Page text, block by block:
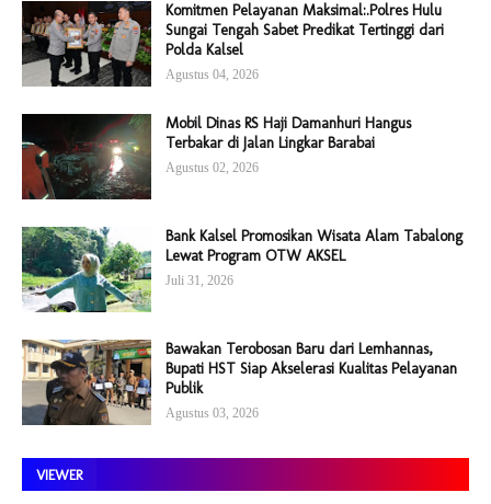
Komitmen Pelayanan Maksimal:.Polres Hulu
Sungai Tengah Sabet Predikat Tertinggi dari
Polda Kalsel
Agustus 04, 2026
Mobil Dinas RS Haji Damanhuri Hangus
Terbakar di Jalan Lingkar Barabai
Agustus 02, 2026
Bank Kalsel Promosikan Wisata Alam Tabalong
Lewat Program OTW AKSEL
Juli 31, 2026
Bawakan Terobosan Baru dari Lemhannas,
Bupati HST Siap Akselerasi Kualitas Pelayanan
Publik
Agustus 03, 2026
VIEWER